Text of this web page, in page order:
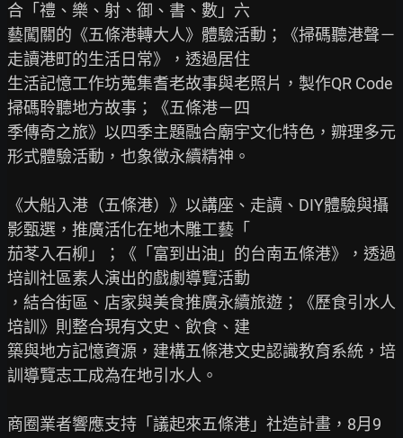
合「禮、樂、射、御、書、數」六
藝闖關的《五條港轉大人》體驗活動；《掃碼聽港聲－
走讀港町的生活日常》，透過居住
生活記憶工作坊蒐集耆老故事與老照片，製作QR Code
掃碼聆聽地方故事；《五條港－四
季傳奇之旅》以四季主題融合廟宇文化特色，辧理多元
形式體驗活動，也象徵永續精神。
《大船入港（五條港）》以講座、走讀、DIY體驗與攝
影甄選，推廣活化在地木雕工藝「
茄苳入石柳」；《「富到出油」的台南五條港》，透過
培訓社區素人演出的戲劇導覽活動
，結合街區、店家與美食推廣永續旅遊；《歷食引水人
培訓》則整合現有文史、飲食、建
築與地方記憶資源，建構五條港文史認識教育系統，培
訓導覽志工成為在地引水人。
商圈業者響應支持「議起來五條港」社造計畫，8月9